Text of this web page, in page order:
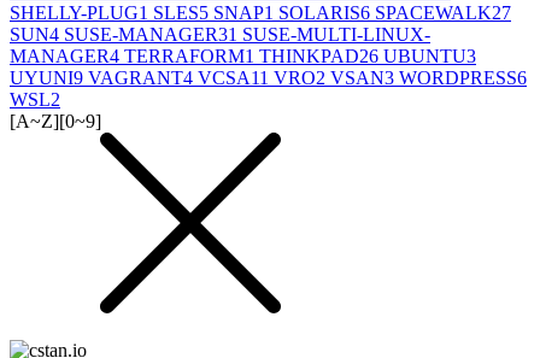
SHELLY-PLUG1 SLES5 SNAP1 SOLARIS6 SPACEWALK27
SUN4 SUSE-MANAGER31 SUSE-MULTI-LINUX-
MANAGER4 TERRAFORM1 THINKPAD26 UBUNTU3
UYUNI9 VAGRANT4 VCSA11 VRO2 VSAN3 WORDPRESS6
WSL2
[A~Z][0~9]